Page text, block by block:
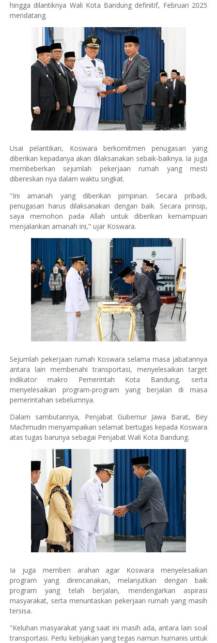
hingga dilantiknya Wali Kota Bandung definitif, Februari 2025
mendatang.
Usai pelantikan, Koswara berkomitmen penugasan yang
diberikan kepadanya akan dilaksanakan sebaik-baiknya. Ia juga
membeberkan sejumlah pekerjaan rumah yang mesti
dibereskan nya dalam waktu singkat.
"Ini amanah yang diberikan pimpinan. Secara pribadi,
penugasan harus dilaksanakan dengan baik. Secara prinsip,
saya memohon pada Allah untuk diberikan kemampuan
menjalankan amanah ini," ujar Koswara.
Sejumlah pekerjaan rumah Koswara selama masa jabatannya
antara lain membenahi transportasi, menyelesaikan target
indikator makro Pemerintah Kota Bandung, serta
menyelesaikan program-program yang berjalan di masa
pemerintahan sebelumnya.
Dalam sambutannya, Penjabat Gubernur Jawa Barat, Bey
Machmudin menyampaikan selamat bertugas kepada Koswara
atas tugas barunya sebagai Penjabat Wali Kota Bandung.
Ia juga memberi arahan agar Koswara menyelesaikan
program yang direncanakan, melanjutkan dengan baik
program yang telah berjalan, mendengarkan aspirasi
masyarakat, serta menuntaskan pekerjaan rumah yang masih
tersisa.
"Keluhan masyarakat yang saat ini masih ada, antara lain soal
transportasi. Perlu kebijakan yang tegas namun humanis untuk